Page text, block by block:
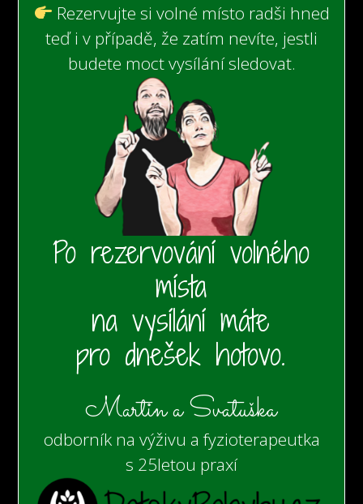
Rezervujte si volné místo radši hned
teď i v případě, že zatím nevíte, jestli
budete moct vysílání sledovat.
Po rezervování volného
místa
na vysílání máte
pro dnešek hotovo.
Martin a Svatuška
odborník na výživu a fyzioterapeutka
s 25letou praxí